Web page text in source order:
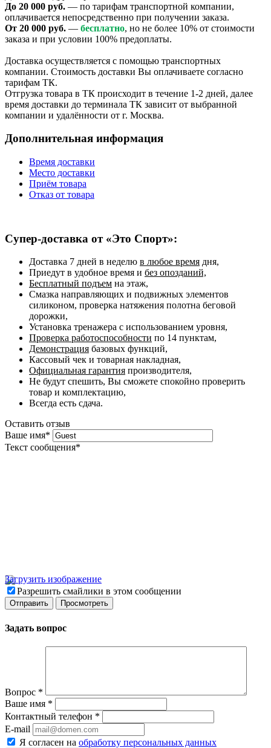
До 20 000 руб. — по тарифам транспортной компании,
оплачивается непосредственно при получении заказа.
От 20 000 руб. — бесплатно, но не более 10% от стоимости
заказа и при условии 100% предоплаты.
Доставка осуществляется с помощью транспортных
компании. Стоимость доставки Вы оплачиваете согласно
тарифам ТК.
Отгрузка товара в ТК происходит в течение 1-2 дней, далее
время доставки до терминала ТК зависит от выбранной
компании и удалённости от г. Москва.
Дополнительная информация
Время доставки
Место доставки
Приём товара
Отказ от товара
Супер-доставка от «Это Спорт»:
Доставка 7 дней в неделю в любое время дня,
Приедут в удобное время и без опозданий,
Бесплатный подъем на этаж,
Смазка направляющих и подвижных элементов
силиконом, проверка натяжения полотна беговой
дорожки,
Установка тренажера с использованием уровня,
Проверка работоспособности по 14 пунктам,
Демонстрация базовых функций,
Кассовый чек и товарная накладная,
Официальная гарантия производителя,
Не будут спешить, Вы сможете спокойно проверить
товар и комплектацию,
Всегда есть сдача.
Оставить отзыв
Ваше имя*
Текст сообщения*
Загрузить изображение
Разрешить смайлики в этом сообщении
Задать вопрос
Вопрос *
Ваше имя *
Контактный телефон *
E-mail
Я согласен на обработку персональных данных